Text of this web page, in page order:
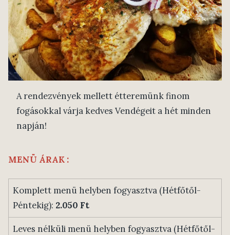
A rendezvények mellett étteremünk finom
fogásokkal várja kedves Vendégeit a hét minden
napján!
MENÜ ÁRAK :
Komplett menü helyben fogyasztva (Hétfőtől-
Péntekig): 2.050 Ft
Leves nélküli menü helyben fogyasztva (Hétfőtől-